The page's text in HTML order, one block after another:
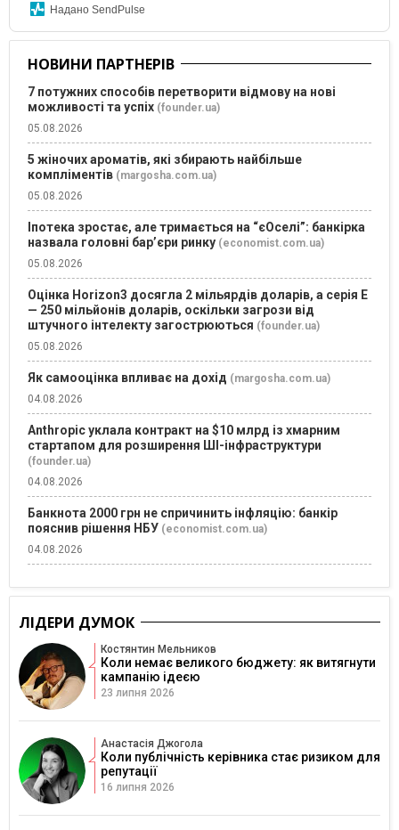
Надано SendPulse
НОВИНИ ПАРТНЕРІВ
7 потужних способів перетворити відмову на нові
можливості та успіх (founder.ua)
05.08.2026
5 жіночих ароматів, які збирають найбільше
компліментів (margosha.com.ua)
05.08.2026
Іпотека зростає, але тримається на “єОселі”: банкірка
назвала головні бар’єри ринку (economist.com.ua)
05.08.2026
Оцінка Horizon3 досягла 2 мільярдів доларів, а серія E
— 250 мільйонів доларів, оскільки загрози від
штучного інтелекту загострюються (founder.ua)
05.08.2026
Як самооцінка впливає на дохід (margosha.com.ua)
04.08.2026
Anthropic уклала контракт на $10 млрд із хмарним
стартапом для розширення ШІ-інфраструктури
(founder.ua)
04.08.2026
Банкнота 2000 грн не спричинить інфляцію: банкір
пояснив рішення НБУ (economist.com.ua)
04.08.2026
ЛІДЕРИ ДУМОК
Костянтин Мельников
Коли немає великого бюджету: як витягнути
кампанію ідеєю
23 липня 2026
Анастасія Джогола
Коли публічність керівника стає ризиком для
репутації
16 липня 2026